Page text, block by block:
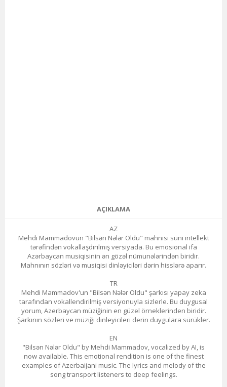
AÇIKLAMA
AZ
Mehdi Mammadovun "Bilsən Nələr Oldu" mahnısı süni intellekt
tərəfindən vokallaşdırılmış versiyada. Bu emosional ifa
Azərbaycan musiqisinin ən gözəl nümunələrindən biridir.
Mahnının sözləri və musiqisi dinləyiciləri dərin hisslərə aparır.
TR
Mehdi Mammadov'un "Bilsən Nələr Oldu" şarkısı yapay zeka
tarafından vokallendirilmiş versiyonuyla sizlerle. Bu duygusal
yorum, Azerbaycan müziğinin en güzel örneklerinden biridir.
Şarkının sözleri ve müziği dinleyicileri derin duygulara sürükler.
EN
"Bilsən Nələr Oldu" by Mehdi Mammadov, vocalized by AI, is
now available. This emotional rendition is one of the finest
examples of Azerbaijani music. The lyrics and melody of the
song transport listeners to deep feelings.